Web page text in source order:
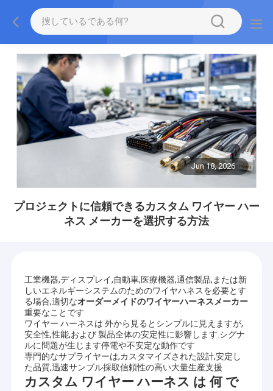
Jun 18, 2026
プロジェクトに信頼できるカスタム ワイヤー ハー
ネス メーカーを選択する方法
工業機器,ディスプレイ,自動車,医療機器,通信製品,または新
しいエネルギーシステムのためのワイヤハネスを必要とす
る場合,適切なオーダーメイドのワイヤーハーネスメーカー
重要なことです
ワイヤー ハーネスは 外から見るとシンプルに見えますが,
安全性,性能,および 製品全体の安定性に影響します.シグナ
ルに問題が生じます停電や不安定な動作です
専門的なサプライヤーは,カスタマイズされた設計,安定し
た品質,迅速サンプル採取信頼性の高い大量生産支援
カスタム ワイヤー ハーネス は 何 で